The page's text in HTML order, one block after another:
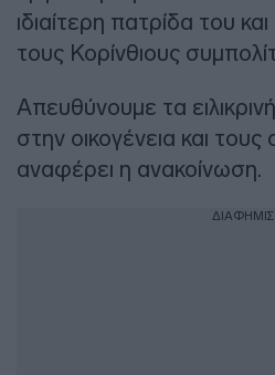
ιδιαίτερη πατρίδα του
τους Κορίνθιους
Απευθύνουμε τα
στην οικογένεια και τους
αναφέρει η ανακοίνωση.